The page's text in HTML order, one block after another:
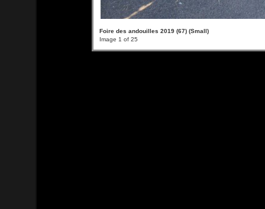
Foire des andouilles 2019 (67) (Small)
Image 1 of 25